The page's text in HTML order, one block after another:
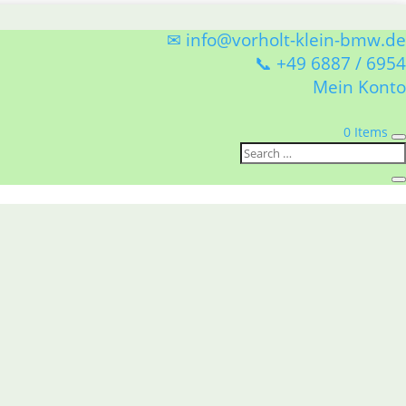
✉ info@vorholt-klein-bmw.de
📞 +49 6887 / 6954
Mein Konto
0 Items